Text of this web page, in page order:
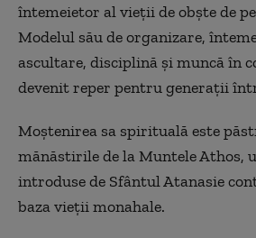
întemeietor al vieții de obște de
Modelul său de organizare,
ascultare, disciplină și muncă în
devenit reper pentru generații
Moștenirea sa spirituală este
mănăstirile de la Muntele Athos,
introduse de Sfântul Atanasie
baza vieții monahale.